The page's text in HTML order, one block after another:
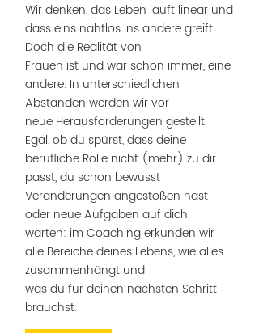
Wir denken, das Leben läuft linear und
dass eins nahtlos ins andere greift.
Doch die Realität von
Frauen ist und war schon immer, eine
andere. In unterschiedlichen
Abständen werden wir vor
neue Herausforderungen gestellt.
Egal, ob du spürst, dass deine
berufliche Rolle nicht (mehr) zu dir
passt, du schon bewusst
Veränderungen angestoßen hast
oder neue Aufgaben auf dich
warten: im Coaching erkunden wir
alle Bereiche deines Lebens, wie alles
zusammenhängt und
was du für deinen nächsten Schritt
brauchst.